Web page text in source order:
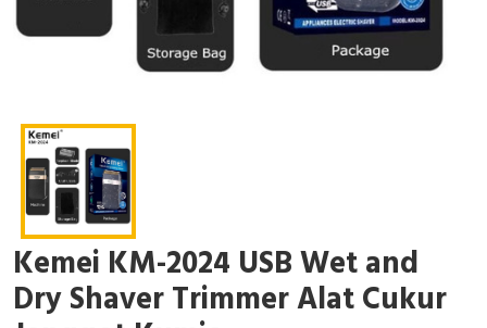
Kemei KM-2024 USB Wet and
Dry Shaver Trimmer Alat Cukur